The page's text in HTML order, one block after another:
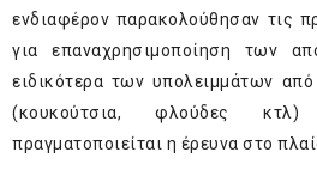
ενδιαφέρον παρακολούθησαν τις
για επαναχρησιμοποίηση των
ειδικότερα των υπολειμμάτων από
(κουκούτσια, φλούδες
πραγματοποιείται η έρευνα στο